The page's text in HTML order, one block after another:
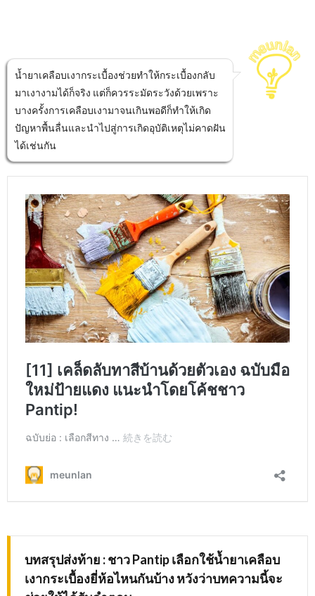
น้ำยาเคลือบเงากระเบื้องช่วยทำให้กระเบื้องกลับ
มาเงางามได้ก็จริง แต่ก็ควรระมัดระวังด้วยเพราะ
บางครั้งการเคลือบเงามาจนเกินพอดีก็ทำให้เกิด
ปัญหาพื้นลื่นและนำไปสู่การเกิดอุบัติเหตุไม่คาดฝัน
ได้เช่นกัน
บทสรุปส่งท้าย : ชาว Pantip เลือกใช้น้ำยาเคลือบ
เงากระเบื้องยี่ห้อไหนกันบ้าง หวังว่าบทความนี้จะ